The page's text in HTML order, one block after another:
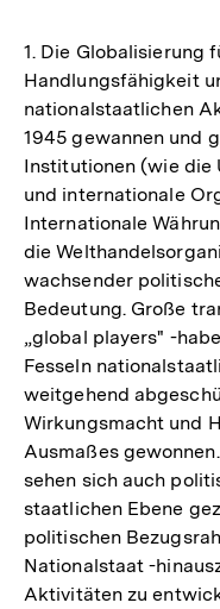
1. Die Globalisierung
Handlungsfähigkeit
nationalstaatlichen
1945 gewannen und
Institutionen (wie die
und internationale
Internationale
die
wachsender
Bedeutung. Große
„global players" -
Fesseln
weitgehend
Wirkungsmacht und
Ausmaßes
sehen sich auch
staatlichen Ebene
politischen
Nationalstaat -
Aktivitäten zu